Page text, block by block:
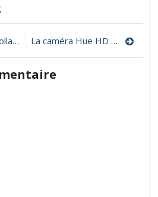
on
logiciel
de
prédiction
de
graphiques La caméra Hue HD Pro